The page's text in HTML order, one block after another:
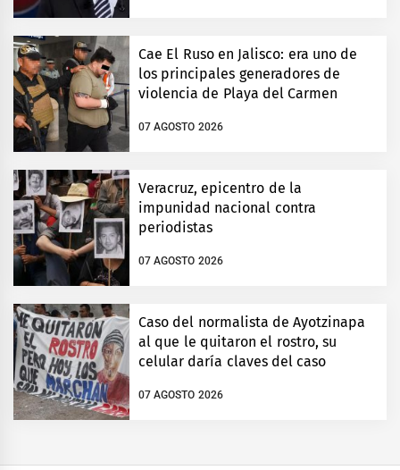
Cae El Ruso en Jalisco: era uno de
los principales generadores de
violencia de Playa del Carmen
07 AGOSTO 2026
Veracruz, epicentro de la
impunidad nacional contra
periodistas
07 AGOSTO 2026
Caso del normalista de Ayotzinapa
al que le quitaron el rostro, su
celular daría claves del caso
07 AGOSTO 2026